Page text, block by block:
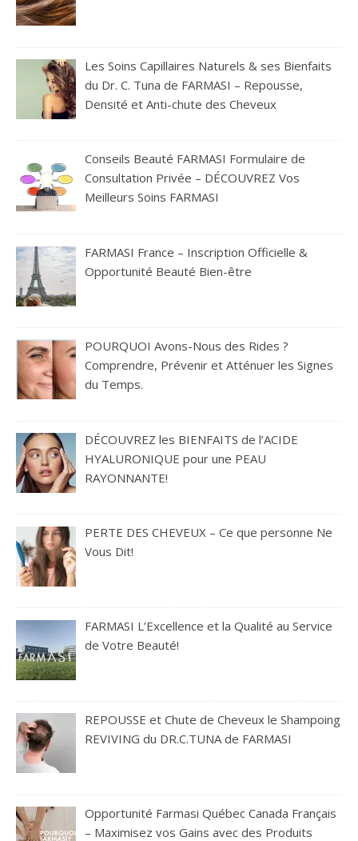
Les Soins Capillaires Naturels & ses Bienfaits
du Dr. C. Tuna de FARMASI – Repousse,
Densité et Anti-chute des Cheveux
Conseils Beauté FARMASI Formulaire de
Consultation Privée – DÉCOUVREZ Vos
Meilleurs Soins FARMASI
FARMASI France – Inscription Officielle &
Opportunité Beauté Bien-être
POURQUOI Avons-Nous des Rides ?
Comprendre, Prévenir et Atténuer les Signes
du Temps.
DÉCOUVREZ les BIENFAITS de l’ACIDE
HYALURONIQUE pour une PEAU
RAYONNANTE!
PERTE DES CHEVEUX – Ce que personne Ne
Vous Dit!
FARMASI L’Excellence et la Qualité au Service
de Votre Beauté!
REPOUSSE et Chute de Cheveux le Shampoing
REVIVING du DR.C.TUNA de FARMASI
Opportunité Farmasi Québec Canada Français
– Maximisez vos Gains avec des Produits